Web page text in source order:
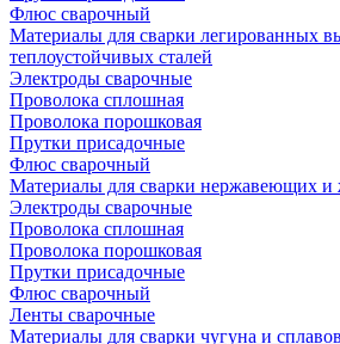
Флюс сварочный
Материалы для сварки легированных
теплоустойчивых сталей
Электроды сварочные
Проволока сплошная
Проволока порошковая
Прутки присадочные
Флюс сварочный
Материалы для сварки нержавеющих и
Электроды сварочные
Проволока сплошная
Проволока порошковая
Прутки присадочные
Флюс сварочный
Ленты сварочные
Материалы для сварки чугуна и